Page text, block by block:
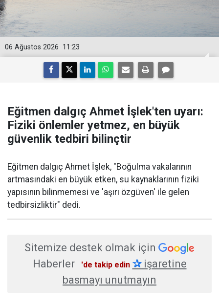
11:23
06 Ağustos 2026
Eğitmen dalgıç Ahmet İşlek'ten uyarı:
Fiziki önlemler yetmez, en büyük
güvenlik tedbiri bilinçtir
Eğitmen dalgıç Ahmet İşlek, "Boğulma vakalarının
artmasındaki en büyük etken, su kaynaklarının fiziki
yapısının bilinmemesi ve 'aşırı özgüven' ile gelen
tedbirsizliktir" dedi.
Sitemize destek olmak için
Haberler
'de takip edin ✰işaretine
basmayı unutmayın